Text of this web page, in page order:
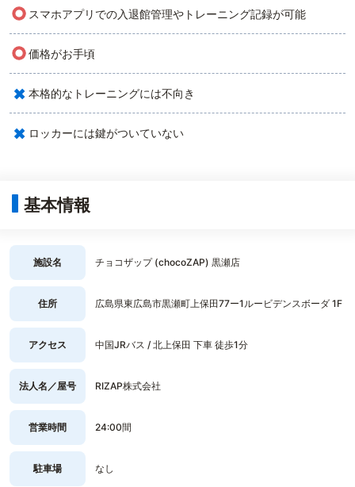
○ スマホアプリでの入退館管理やトレーニング記録が可能
○価格がお手頃
× 本格的なトレーニングには不向き
× ロッカーには鍵がついていない
基本情報
施設名 チョコザップ (chocoZAP) 黒瀬店
住所 広島県東広島市黒瀬町上保田77ー1ルービデンスボーダ 1F
アクセス 中国JRバス / 北上保田 下車 徒歩1分
法人名／屋号 RIZAP株式会社
営業時間 24:00間
駐車場 なし